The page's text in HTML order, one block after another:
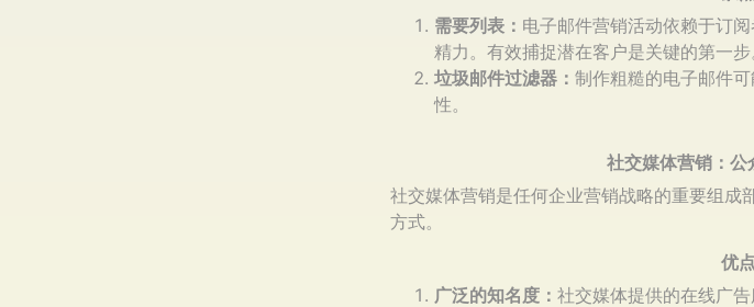
需要列表： 电子邮件营销活动依赖于订
精力。有效捕捉潜在客户是关键的第一步
垃圾邮件过滤器： 制作粗糙的电子邮件
性。
社交媒体营销：公
社交媒体营销是任何企业营销战略的重要组成
方式。
优点
广泛的知名度： 社交媒体提供的在线广